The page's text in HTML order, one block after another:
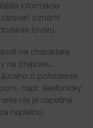
informácie
oznámi
tovaru.
na charaktere
na prepravu,
o potvrdenie
napr. telefonicky
nie je úspešné,
neplatnú.